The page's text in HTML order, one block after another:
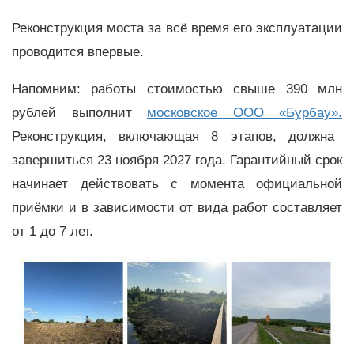
Реконструкция моста за всё время его эксплуатации
проводится впервые.
Напомним: работы стоимостью свыше 390 млн
рублей выполнит московское ООО «Бурбау».
Реконструкция, включающая 8 этапов, должна
завершиться 23 ноября 2027 года. Гарантийный срок
начинает действовать с момента официальной
приёмки и в зависимости от вида работ составляет
от 1 до 7 лет.